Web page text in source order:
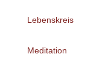
Lebenskreis
Meditation